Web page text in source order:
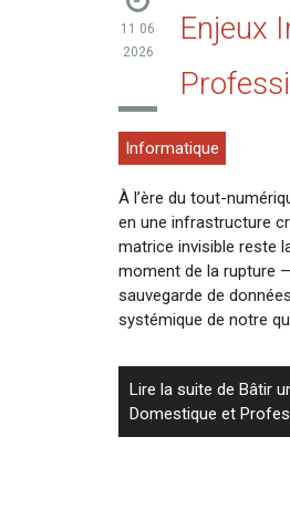
11 06
2026
Enjeux
Informatique
À l’ère du tout-
en une infrastructure
matrice invisible reste
moment de la rupture
sauvegarde de
systémique de notre
Lire la suite de Bâtir
Domestique et